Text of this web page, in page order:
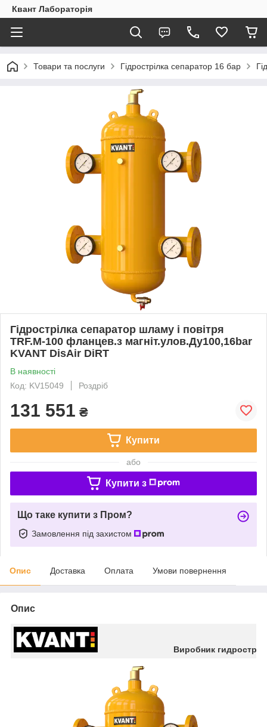
Квант Лабораторія
Товари та послуги Гідрострілка сепаратор 16 бар
Гідрострілка сепаратор шламу і повітря
TRF.M-100 фланцев.з магніт.улов.Ду100,16bar
KVANT DisAir DiRT
В наявності
Код: KV15049
Роздріб
131 551 ₴
Купити
або
Купити з
Що таке купити з Пром?
Замовлення під захистом
Опис Доставка Оплата Умови повернення
Опис
Виробник